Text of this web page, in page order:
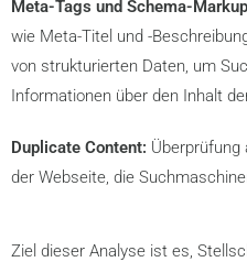
Meta-Tags und Schema-Markup
wie Meta-Titel und -
von strukturierten Daten, um
Informationen über den Inhalt
Duplicate Content: Überprüfung
der Webseite, die
Ziel dieser Analyse ist es,